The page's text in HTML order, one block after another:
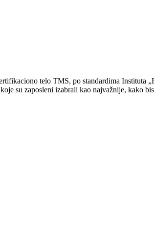
telo TMS, po standardima Instituta
su zaposleni izabrali kao najvažnije, kako